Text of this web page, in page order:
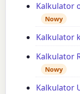
Kalkulator
Nowy
Kalkulator
Kalkulator
Nowy
Kalkulator